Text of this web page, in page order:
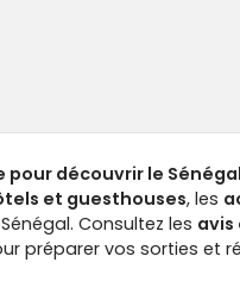
pour découvrir le Sénégal
et guesthouses, les
Consultez les avis
préparer vos sorties et